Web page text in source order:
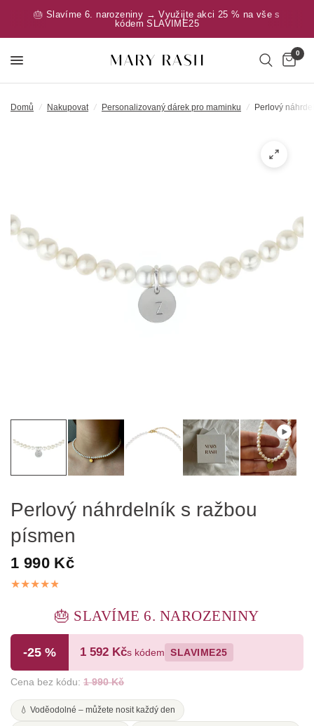
🎂 Slavíme 6. narozeniny → Využijte akci 25 % na vše s
kódem SLAVIME25
0
Domů / Nakupovat / Personalizovaný dárek pro maminku / Perlový
Perlový náhrdelník s ražbou
písmen
1 990 Kč
🎂 SLAVÍME 6. NAROZENINY
-25 % 1 592 Kčs kódem SLAVIME25
Cena bez kódu:1 990 Kč
💧 Voděodolné – můžete nosit každý den